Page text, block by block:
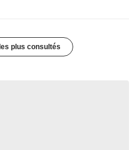
plus consultés